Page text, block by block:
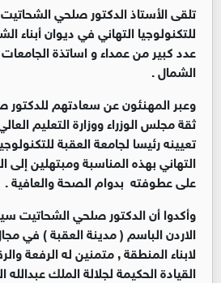
تلقى الأستاذ الدكتور صلحي
للتكنولوجيا التهاني في ديوان أبناء
عدد كبير من عمداء و اساتذة
الشمال .
وعبر المهنئون عن سعادتهم
ثقة مجلس الوزراء ووزارة التعليم
تعيينه رئيسا لجامعة العقبة
التهاني بهذه المناسبة ومبتهلين إلى
على عطوفته بدوام الصحة والعافية .
وأكدوا أن الدكتور صلحي الشحاتيت
الاردن الباسم ( مدينة العقبة ) في
لابناء المنطقة , متمنين له الرفعة
القيادة الحكيمة لجلالة الملك